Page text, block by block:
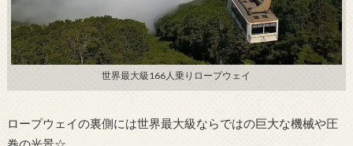
世界最大級166人乗りロープウェイ
ロープウェイの裏側には世界最大級ならではの巨大な機械や圧